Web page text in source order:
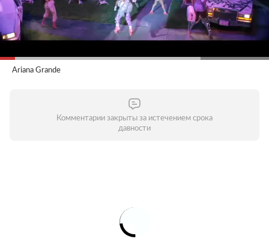
Ariana Grande
Комментарии закрыты за истечением срока
давности